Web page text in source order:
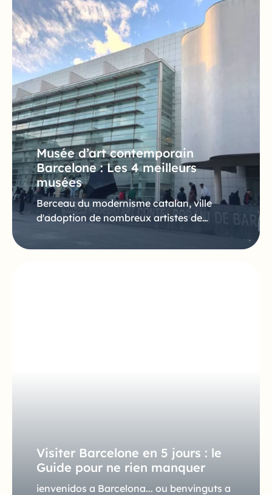
Musée d’art contemporain
Barcelone : Les 4 meilleurs
musées
Berceau du modernisme catalan, ville
d'adoption de nombreux artistes de…
Visiter Barcelone en 5 jours : le
Guide pour ne rien manquer
ienvenidos a Barcelona... ou benvinguts a